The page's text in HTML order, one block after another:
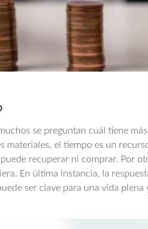
se preguntan cuál tiene
el tiempo es un
recuperar ni comprar. Por
En última instancia, la
ser clave para una vida plena